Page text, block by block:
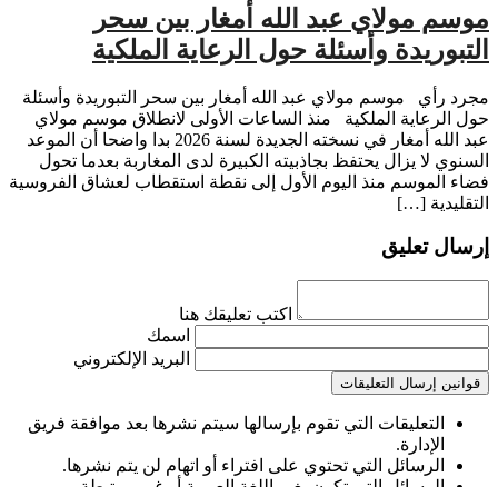
موسم مولاي عبد الله أمغار بين سحر
التبوريدة وأسئلة حول الرعاية الملكية
مجرد رأي موسم مولاي عبد الله أمغار بين سحر التبوريدة وأسئلة
حول الرعاية الملكية منذ الساعات الأولى لانطلاق موسم مولاي
عبد الله أمغار في نسخته الجديدة لسنة 2026 بدا واضحا أن الموعد
السنوي لا يزال يحتفظ بجاذبيته الكبيرة لدى المغاربة بعدما تحول
فضاء الموسم منذ اليوم الأول إلى نقطة استقطاب لعشاق الفروسية
التقليدية […]
إرسال تعليق
اكتب تعليقك هنا
اسمك
البريد الإلكتروني
قوانين إرسال التعليقات
التعليقات التي تقوم بإرسالها سيتم نشرها بعد موافقة فريق
الإدارة.
الرسائل التي تحتوي على افتراء أو اتهام لن يتم نشرها.